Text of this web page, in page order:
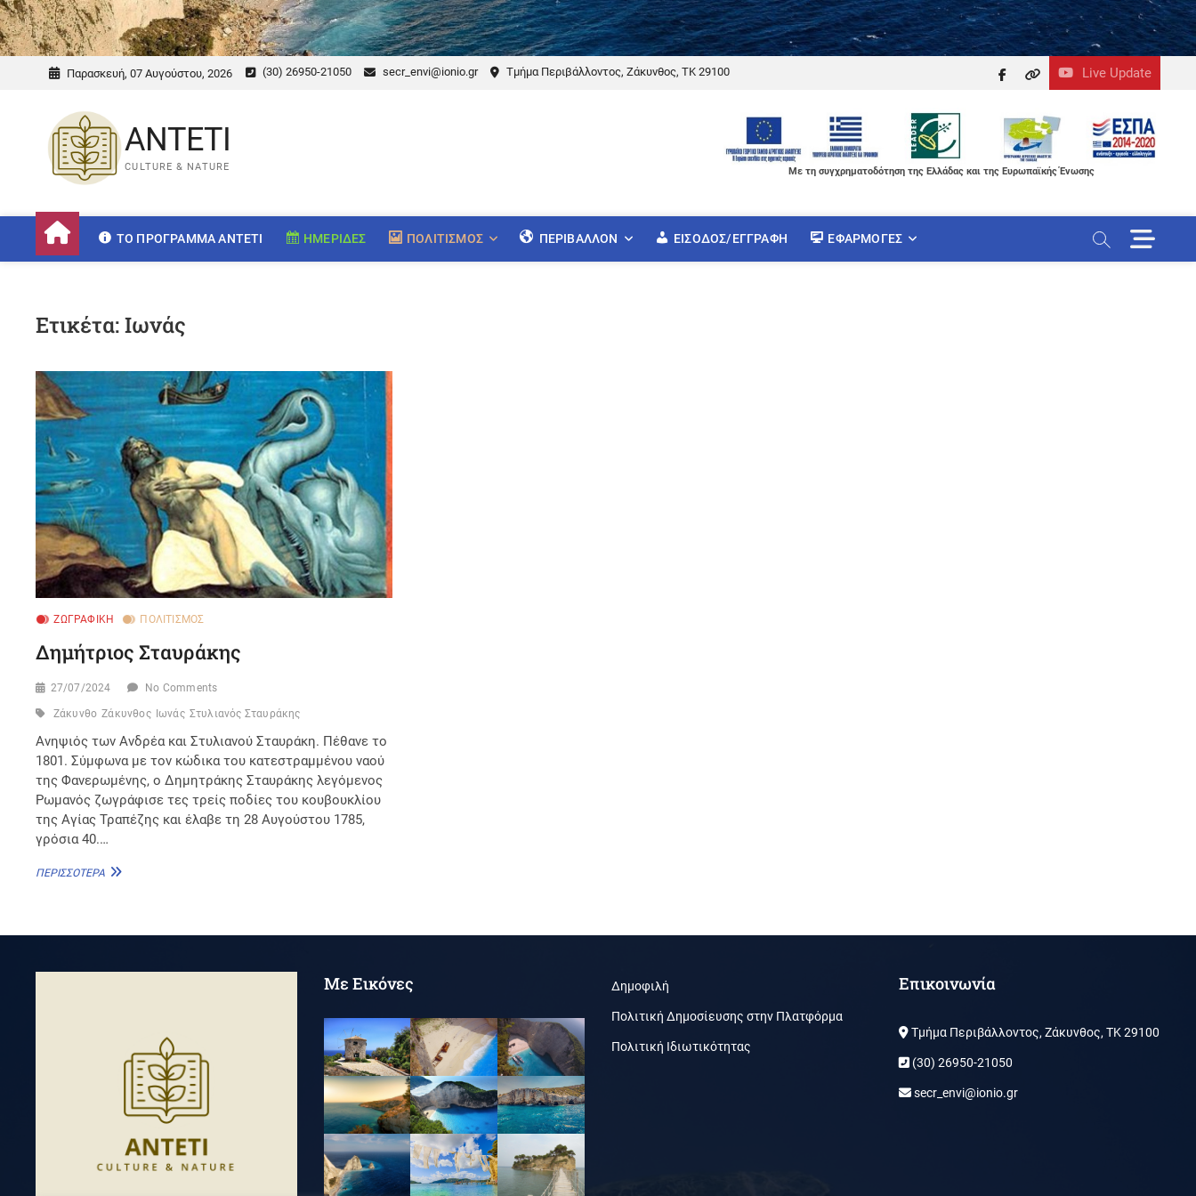
Παρασκευή, 07 Αυγούστου, 2026 (30) 26950-21050 secr_envi@ionio.gr Τμήμα Περιβάλλοντος, Ζάκυνθος, ΤΚ 29100 Live Update
facebook
themefreesia
ANTETI
CULTURE & NATURE Με τη συγχρηματοδότηση της Ελλάδας και της Ευρωπαϊκής Ένωσης
ΤΟ ΠΡΌΓΡΑΜΜΑ ANTETI ΗΜΕΡΊΔΕΣ ΠΟΛΙΤΙΣΜΌΣ ΠΕΡΙΒΆΛΛΟΝ ΕΊΣΟΔΟΣ/ΕΓΓΡΑΦΉ ΕΦΑΡΜΟΓΈΣ
M
e
n
Ετικέτα:Ιωνάς
ΖΩΓΡΑΦΙΚΉ ΠΟΛΙΤΙΣΜΌΣ
Δημήτριος Σταυράκης
27/07/2024 No Comments
Ζάκυνθο Ζάκυνθος Ιωνάς Στυλιανός Σταυράκης
Ανηψιός των Ανδρέα και Στυλιανού Σταυράκη. Πέθανε το
1801. Σύμφωνα με τον κώδικα του κατεστραμμένου ναού
της Φανερωμένης, ο Δημητράκης Σταυράκης λεγόμενος
Ρωμανός ζωγράφισε τες τρείς ποδίες του κουβουκλίου
της Αγίας Τραπέζης και έλαβε τη 28 Αυγούστου 1785,
γρόσια 40.…
ΠΕΡΙΣΣΌΤΕΡΑ ΔΗΜΉΤΡΙΟΣ
Με Εικόνες Δημοφιλή
Πολιτική Δημοσίευσης στην Πλατφόρμα
Πολιτική Ιδιωτικότητας
Επικοινωνία
Τμήμα Περιβάλλοντος, Ζάκυνθος, ΤΚ 29100
(30) 26950-21050
secr_envi@ionio.gr